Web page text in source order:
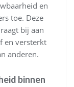
en
toe. Deze
bij aan
en versterkt
anderen.
binnen